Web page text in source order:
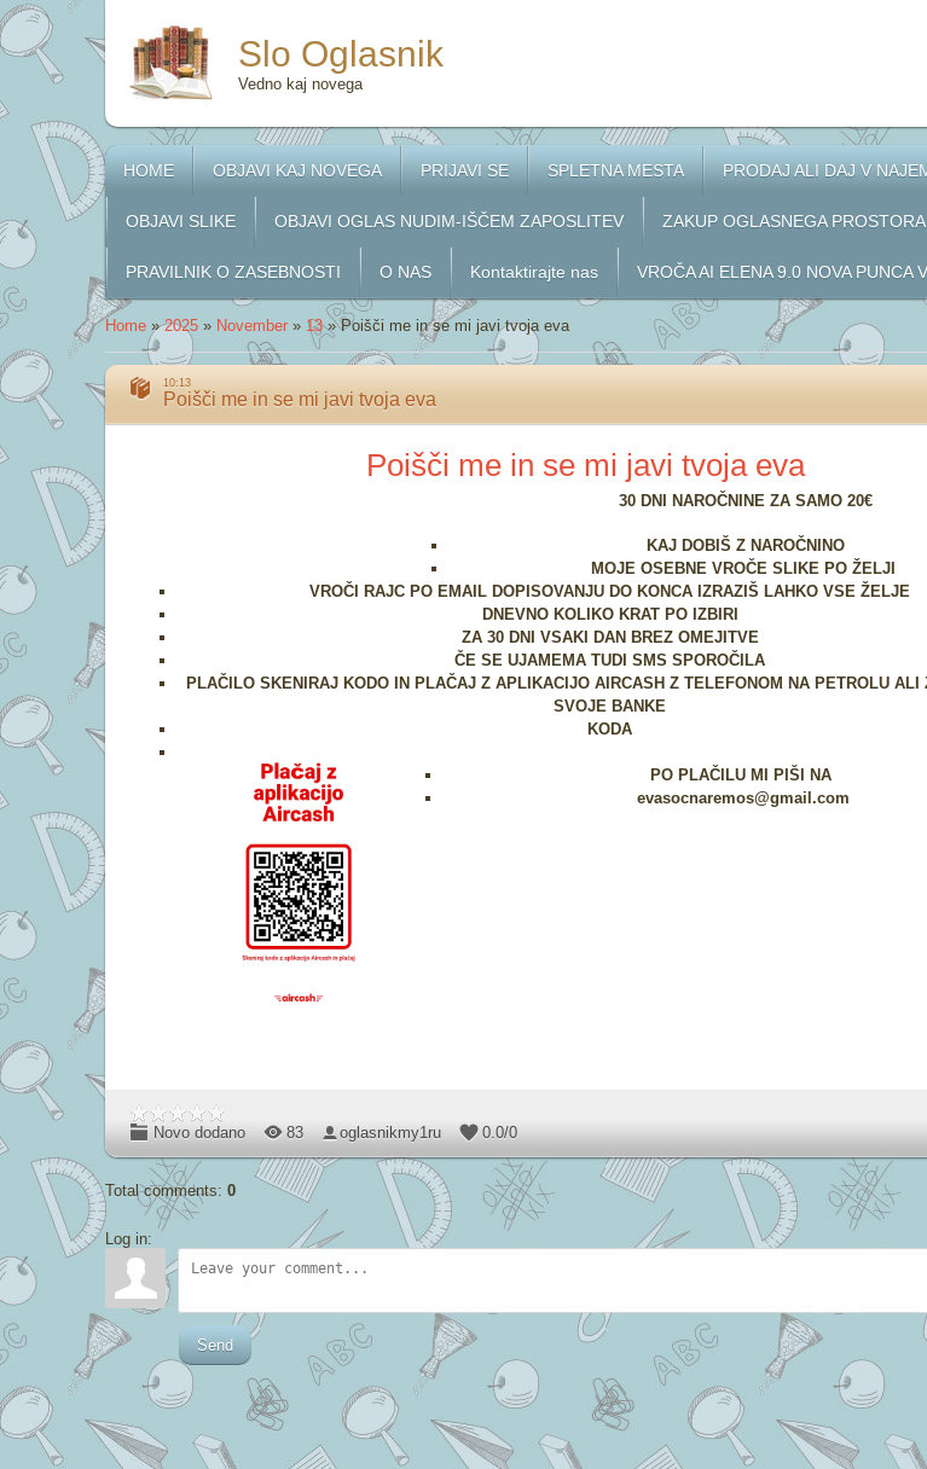
Slo Oglasnik
Vedno kaj novega
HOME OBJAVI KAJ NOVEGA PRIJAVI SE SPLETNA MESTA PRODAJ ALI DAJ V
OBJAVI SLIKE OBJAVI OGLAS NUDIM-IŠČEM ZAPOSLITEV ZAKUP OGLASNEGA PROSTORA
PRAVILNIK O ZASEBNOSTI O NAS Kontaktirajte nas VROČA AI ELENA 9.0 NOVA PUNCA
Home » 2025 » November » 13 » Poišči me in se mi javi tvoja eva
10:13
Poišči me in se mi javi tvoja eva
Poišči me in se mi javi tvoja eva
30 DNI NAROČNINE ZA SAMO 20€
KAJ DOBIŠ Z NAROČNINO
MOJE OSEBNE VROČE SLIKE PO ŽELJI
VROČI RAJC PO EMAIL DOPISOVANJU DO KONCA IZRAZIŠ LAHKO VSE ŽELJE
DNEVNO KOLIKO KRAT PO IZBIRI
ZA 30 DNI VSAKI DAN BREZ OMEJITVE
ČE SE UJAMEMA TUDI SMS SPOROČILA
PLAČILO SKENIRAJ KODO IN PLAČAJ Z APLIKACIJO AIRCASH Z TELEFONOM NA PETROLU ALI
SVOJE BANKE
KODA
PO PLAČILU MI PIŠI NA
evasocnaremos@gmail.com
Novo dodano 83 oglasnikmy1ru 0.0/0
Total comments: 0
Log in:
Send